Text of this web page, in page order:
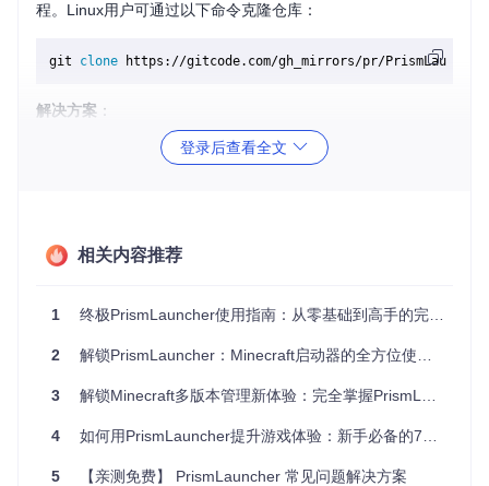
程。Linux用户可通过以下命令克隆仓库：
git clone
解决方案 ：
下载对应系统的压缩包
存储在程序目录内，无需系统级安装权限。
PrismLauncher需要Java环境支持，推荐使用Java 17或更高
点击"自动检测"按钮让系统查找已安装的Java版本
登录后查看全文
相关内容推荐
1 终极PrismLauncher使用指南：从零基础到高手的完整解决方案
2 解锁PrismLauncher：Minecraft启动器的全方位使用指南
3 解锁Minecraft多版本管理新体验：完全掌握PrismLauncher
4 如何用PrismLauncher提升游戏体验：新手必备的7个技巧
5 【亲测免费】 PrismLauncher 常见问题解决方案